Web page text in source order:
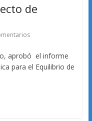
de
aprobó el informe
para el Equilibrio de